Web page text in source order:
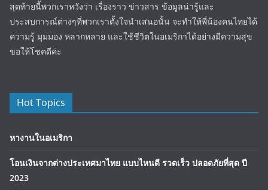
สุดท้ายนี้พวกเราหวังว่า เรื่องราว ข่าวสาร ข้อมูลน่ารู้และ
ประสบการณ์ต่างๆที่พวกเราตั้งใจนำเสนอนั้น จะทำให้พี่น้องคนไทยได้
ความรู้ มุมมอง หลากหลาย และใช้ชีวิตในอเมริกาได้อย่างมีความสุข
ขอให้โชคดีค่ะ
Hot Topics
หางานในอเมริกา
โอนเงินจากต่างประเทศมาไทย แบบไหนดี รวดเร็ว ปลอดภัยที่สุด ปี
2023